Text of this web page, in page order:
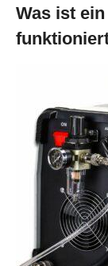
Was ist